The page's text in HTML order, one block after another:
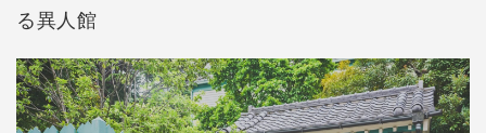
る異人館